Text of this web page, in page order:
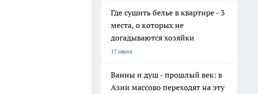
Где сушить белье в квартире - 3
места, о которых не
догадываются хозяйки
17 июля
Ванны и душ - прошлый век: в
Азии массово переходят на эту